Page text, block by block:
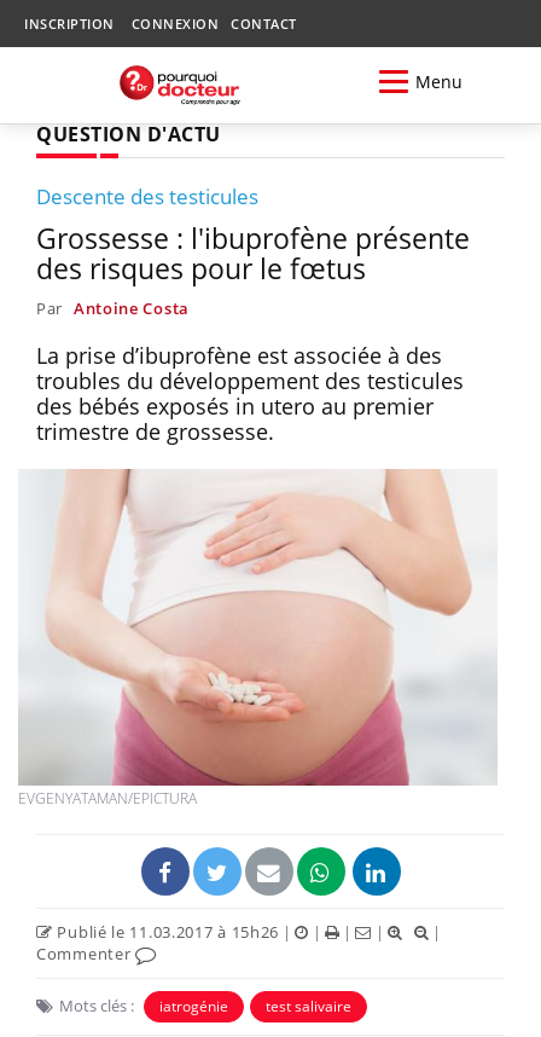
INSCRIPTION CONNEXION CONTACT
Menu
QUESTION D'ACTU
Descente des testicules
Grossesse : l'ibuprofène présente
des risques pour le fœtus
Par Antoine Costa
La prise d’ibuprofène est associée à des
troubles du développement des testicules
des bébés exposés in utero au premier
trimestre de grossesse.
EVGENYATAMAN/EPICTURA
Publié le 11.03.2017 à 15h26 | | | |
|
Commenter
Mots clés : iatrogénie test salivaire